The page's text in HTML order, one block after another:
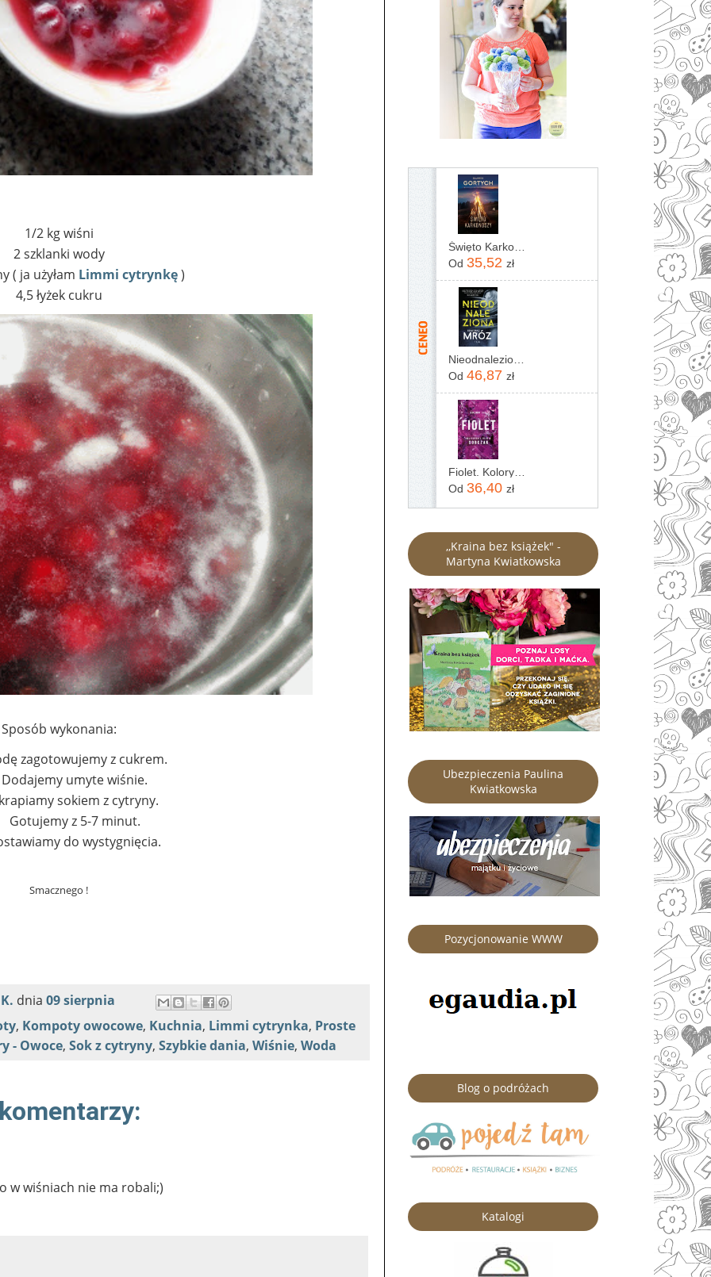
1/2 kg wiśni
2 szklanki wody
( ja użyłam Limmi cytrynkę)
4,5 łyżek cukru
Sposób wykonania:
zagotowujemy z cukrem.
Dodajemy umyte wiśnie.
sokiem z cytryny.
Gotujemy z 5-7 minut.
do wystygnięcia.
Smacznego !
dnia 09 sierpnia
, Kompoty owocowe, Kuchnia, Limmi cytrynka, Proste
- Owoce, Sok z cytryny, Szybkie dania, Wiśnie, Woda
w wiśniach nie ma robali;)
Od 35,52 zł
Od 46,87 zł
Od 36,40 zł
,,Kraina bez książek" -
Martyna Kwiatkowska
Ubezpieczenia Paulina
Kwiatkowska
Pozycjonowanie WWW
Blog o podróżach
Katalogi